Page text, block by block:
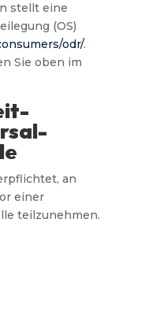
stellt eine
(OS)
odr/.
Sie oben im
an
einer
teilzunehmen.